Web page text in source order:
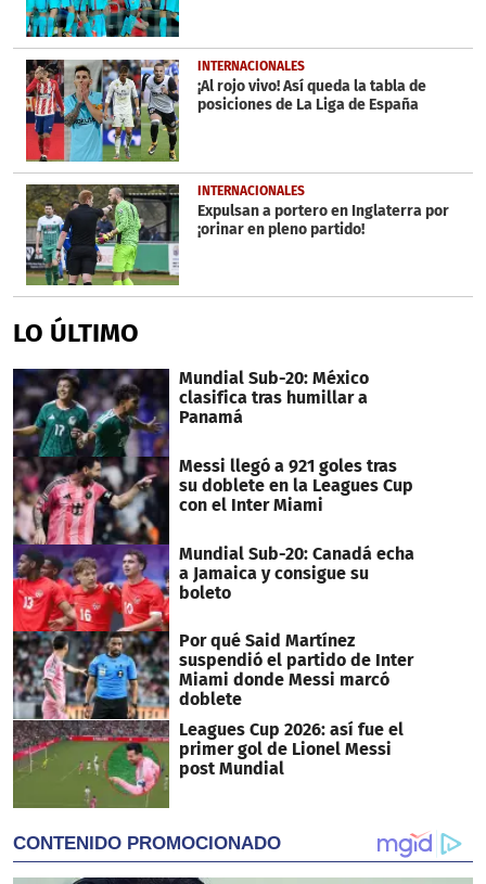
INTERNACIONALES
¡Al rojo vivo! Así queda la tabla de
posiciones de La Liga de España
INTERNACIONALES
Expulsan a portero en Inglaterra por
¡orinar en pleno partido!
LO ÚLTIMO
Mundial Sub-20: México
clasifica tras humillar a
Panamá
Messi llegó a 921 goles tras
su doblete en la Leagues Cup
con el Inter Miami
Mundial Sub-20: Canadá echa
a Jamaica y consigue su
boleto
Por qué Said Martínez
suspendió el partido de Inter
Miami donde Messi marcó
doblete
Leagues Cup 2026: así fue el
primer gol de Lionel Messi
post Mundial